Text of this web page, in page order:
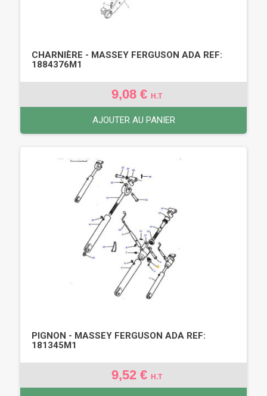
CHARNIÈRE - MASSEY FERGUSON ADA REF:
1884376M1
9,08 € H.T
AJOUTER AU PANIER
PIGNON - MASSEY FERGUSON ADA REF:
181345M1
9,52 € H.T